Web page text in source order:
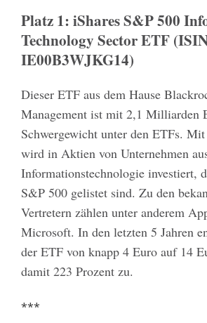
Platz 1: iShares S&P 500
Technology Sector ETF
IE00B3WJKG14)
Dieser ETF aus dem Hause
Management ist mit 2,1 Milliarden
Schwergewicht unter den ETFs.
wird in Aktien von Unternehmen
Informationstechnologie investiert,
S&P 500 gelistet sind. Zu den
Vertretern zählen unter anderem
Microsoft. In den letzten 5 Jahren
der ETF von knapp 4 Euro auf 14
damit 223 Prozent zu.
***